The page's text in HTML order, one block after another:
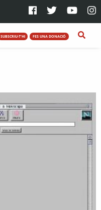
SUBSCRIU-T'HI FES UNA DONACIÓ